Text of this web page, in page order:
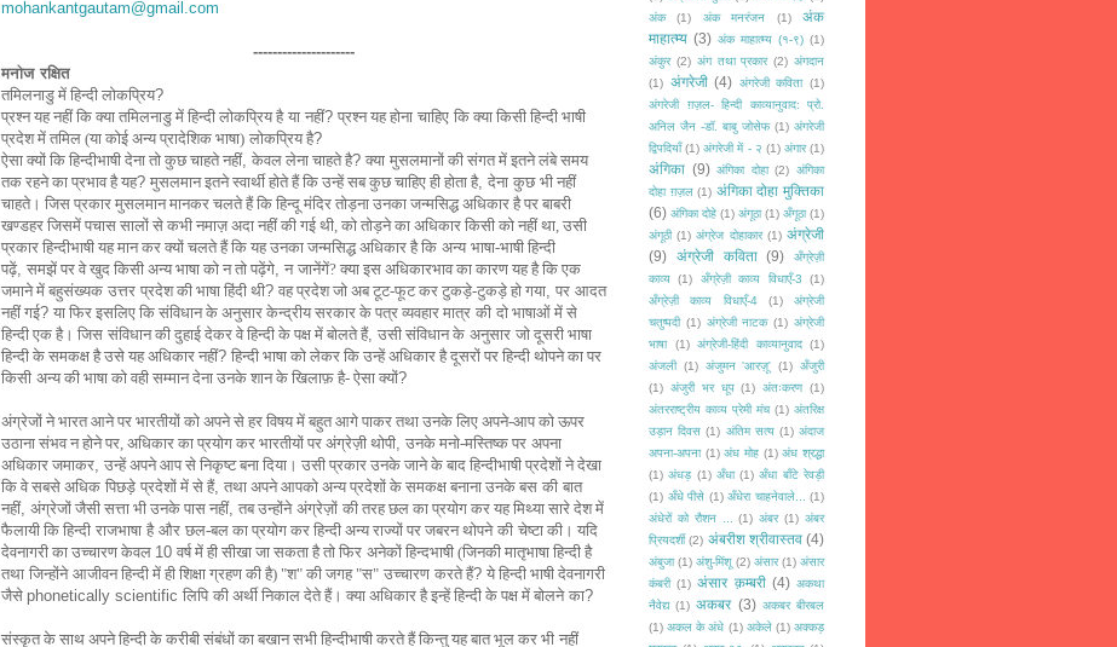
mohankantgautam@gmail.com
---------------------
मनोज रक्षित
तमिलनाडु में हिन्दी लोकप्रिय?
प्रश्न यह नहीं कि क्या तमिलनाडु में हिन्दी लोकप्रिय हैया नहीं? प्रश्न यह होना चाहिए कि क्या किसी हिन्दी भाषी
प्रदेश में तमिल (या कोई अन्य प्रादेशिक भाषा) लोकप्रिय है?
ऐसा क्यों कि हिन्दीभाषी देना तो कुछ चाहते नहीं, केवल लेना चाहते है? क्या मुसलमानों की संगत में इतने लंबे समय
तक रहने का प्रभाव है यह? मुसलमान इतने स्वार्थी होते हैं कि उन्हें सब कुछ चाहिए ही होता है, देना कुछ भी नहीं
चाहते। जिस प्रकार मुसलमान मानकर चलते हैं कि हिन्दू मंदिर तोड़ना उनका जन्मसिद्ध अधिकार है पर बाबरी
खण्डहर जिसमें पचास सालों से कभी नमाज़ अदा नहीं की गई थी, को तोड़ने का अधिकार किसी को नहीं था, उसी
प्रकार हिन्दीभाषी यह मान कर क्यों चलते हैं कि यह उनका जन्मसिद्ध अधिकार है कि अन्य भाषा-भाषी हिन्दी
पढ़ें, समझें पर वे खुद किसी अन्य भाषा को न तो पढ़ेंगे, न जानेंगें? क्या इस अधिकारभाव का कारण यह है कि एक
जमाने में बहुसंख्यक उत्तर प्रदेश की भाषा हिंदी थी? वह प्रदेश जो अब टूट-फूट कर टुकड़े-टुकड़े हो गया, पर आदत
नहीं गई? या फिर इसलिए कि संविधान के अनुसार केन्द्रीय सरकार के पत्र व्यवहार मात्र की दो भाषाओं में से
हिन्दी एक है। जिस संविधान की दुहाई देकर वे हिन्दी के पक्ष में बोलते हैं, उसी संविधान के अनुसार जो दूसरी भाषा
हिन्दी के समकक्ष है उसे यह अधिकार नहीं? हिन्दी भाषा को लेकर कि उन्हें अधिकार है दूसरों पर हिन्दी थोपने का पर
किसी अन्य की भाषा को वही सम्मान देना उनके शान के खिलाफ़ है- ऐसा क्यों?
अंग्रेजों ने भारत आने पर भारतीयों को अपने से हर विषय में बहुत आगे पाकर तथा उनके लिए अपने-आप को ऊपर
उठाना संभव न होने पर, अधिकार का प्रयोग कर भारतीयों पर अंग्रेज़ी थोपी, उनके मनो-मस्तिष्क पर अपना
अधिकार जमाकर, उन्हें अपने आप से निकृष्ट बना दिया। उसी प्रकार उनके जाने के बाद हिन्दीभाषी प्रदेशों ने देखा
कि वे सबसे अधिक पिछड़े प्रदेशों में से हैं, तथा अपने आपको अन्य प्रदेशों के समकक्ष बनाना उनके बस की बात
नहीं, अंग्रेजों जैसी सत्ता भी उनके पास नहीं, तब उन्होंने अंग्रेज़ों की तरह छल का प्रयोग कर यह मिथ्या सारे देश में
फैलायी कि हिन्दी राजभाषा है और छल-बल का प्रयोग कर हिन्दी अन्य राज्यों पर जबरन थोपने की चेष्टा की। यदि
देवनागरी का उच्चारण केवल 10 वर्ष में ही सीखा जा सकता है तो फिर अनेकों हिन्दभाषी (जिनकी मातृभाषा हिन्दी है
तथा जिन्होंने आजीवन हिन्दी में ही शिक्षा ग्रहण की है) "श" की जगह "स" उच्चारण करते हैं? ये हिन्दी भाषी देवनागरी
जैसे phonetically scientific लिपि की अर्थी निकाल देते हैं। क्या अधिकार है इन्हें हिन्दी के पक्ष में बोलने का?
संस्कृत के साथ अपने हिन्दी के करीबी संबंधों का बखान सभी हिन्दीभाषी करते हैं किन्तु यह बात भूल कर भी नहीं
अंक
(1) अंक मनरंजन (1)
अंक
माहात्म्य (3) अंक माहात्म्य (१-९) (1)
अंकुर (2) अंग तथा प्रकार (2) अंगदान
(1) अंगरेजी (4) अंगरेजी कविता (1)
अंगरेजी ग़ज़ल- हिन्दी काव्यानुवाद: प्रो.
अनिल जैन -डॉ. बाबु जोसेफ (1) अंगरेजी
द्विपदियाँ (1) अंगरेजी में - २ (1) अंगार (1)
अंगिका (9) अंगिका दोहा (2) अंगिका
दोहा ग़ज़ल (1) अंगिका दोहा मुक्तिका
(6) अंगिका दोहे (1) अंगूठा (1) अँगूठा (1)
अंगूठी (1) अंग्रेज दोहाकार (1) अंग्रेजी
(9)
अंग्रेजी कविता (9)
अँग्रेज़ी
काव्य (1) अँग्रेज़ी काव्य विधाएँ-3
(1)
अँग्रेज़ी काव्य विधाएँ-4
(1)
अंग्रेजी
चतुष्पदी (1) अंग्रेजी नाटक (1) अंग्रेजी
भाषा
(1) अंग्रेजी-हिंदी काव्यानुवाद (1)
अंजली (1) अंजुमन 'आरज़ू' (1) अँजुरी
(1) अंजुरी भर धूप (1) अंतःकरण (1)
अंतरराष्ट्रीय काव्य प्रेमी मंच (1) अंतरिक्ष
उड़ान दिवस (1) अंतिम सत्य (1) अंदाज
अपना-अपना (1) अंध मोह (1) अंध श्रद्धा
(1) अंधड़ (1) अँधा (1) अँधा बाँटे रेवड़ी
(1) अँधे पीसे (1) अँधेरा चाहनेवाले...
(1)
अंधेरों को रौशन ...
(1) अंबर (1) अंबर
प्रियदर्शी (2) अंबरीश श्रीवास्तव (4)
अंबुजा (1) अंशु-मिंशू (2) अंसार (1) अंसार
कंबरी (1) अंसार क़म्बरी (4) अकथा
नैवेद्य (1) अकबर (3) अकबर बीरबल
(1) अकल के अंधे (1) अकेले (1) अक्कड़